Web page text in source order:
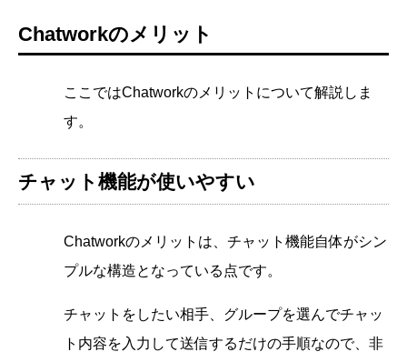
Chatworkのメリット
ここではChatworkのメリットについて解説しま
す。
チャット機能が使いやすい
Chatworkのメリットは、チャット機能自体がシン
プルな構造となっている点です。
チャットをしたい相手、グループを選んでチャッ
ト内容を入力して送信するだけの手順なので、非